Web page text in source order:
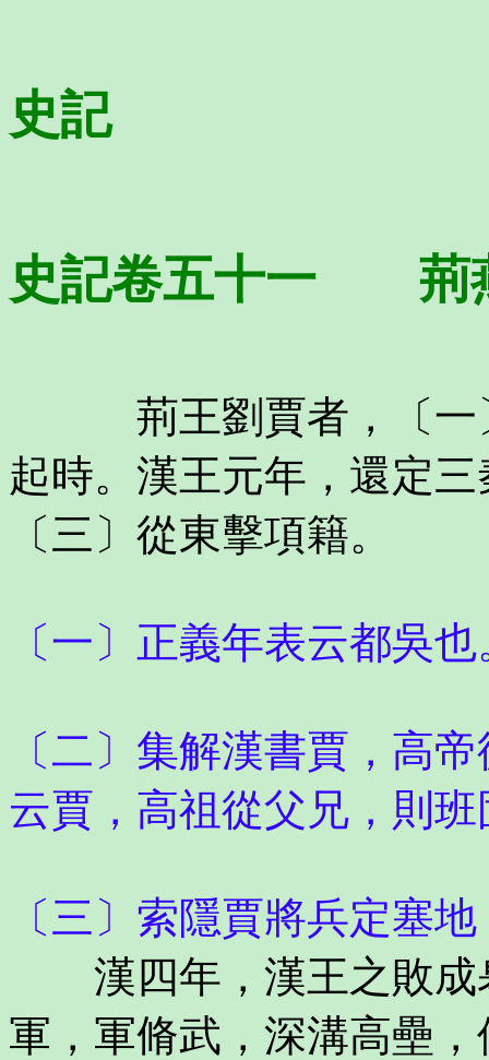
史記
史記卷五十一 荊
荊王劉賈者，〔一〕
起時。漢王元年，還定
〔三〕從東擊項籍。
〔一〕正義年表云都吳也
〔二〕集解漢書賈，高
云賈，高祖從父兄，則
〔三〕索隱賈將兵定塞
漢四年，漢王之敗成
軍，軍脩武，深溝高壘